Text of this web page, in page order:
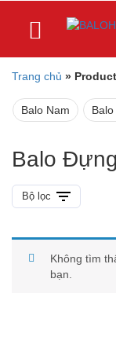
Trang chủ »
Balo Nam
Balo
Bộ lọc
Không tìm
bạn.